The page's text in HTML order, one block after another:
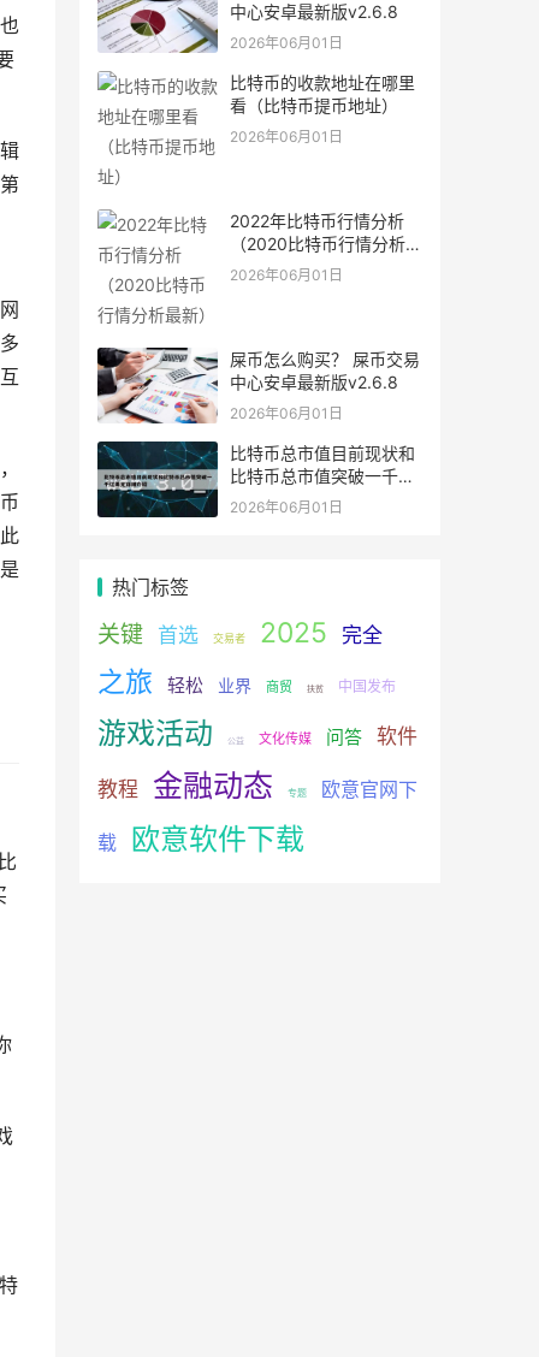
中心安卓最新版v2.6.8
2026年06月01日
比特币的收款地址在哪里
看（比特币提币地址）
2026年06月01日
2022年比特币行情分析
（2020比特币行情分析最
新）
2026年06月01日
屎币怎么购买？ 屎币交易
中心安卓最新版v2.6.8
2026年06月01日
比特币总市值目前现状和
比特币总市值突破一千亿
美元详细介绍
2026年06月01日
热门标签
关键 首选 交易者 2025 完全
之旅 轻松 业界 商贸 扶贫 中国发布
游戏活动 公益 文化传媒 问答 软件
教程 金融动态 专题 欧意官网下
载 欧意软件下载